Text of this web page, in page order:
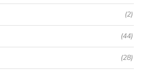
(2)
(44)
(28)